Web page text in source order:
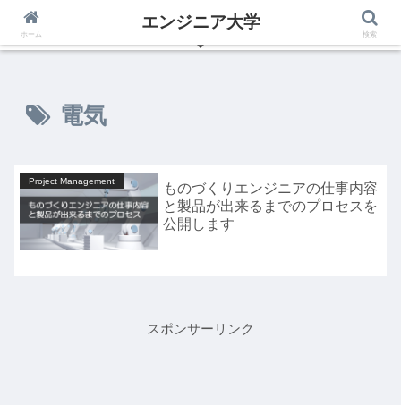
いつからでも夢は叶えられる、エンジニアの為のブログ
電気
Project Management
ものづくりエンジニアの仕事内容
と製品が出来るまでのプロセスを
公開します
スポンサーリンク
ホーム
エンジニア大学
検索